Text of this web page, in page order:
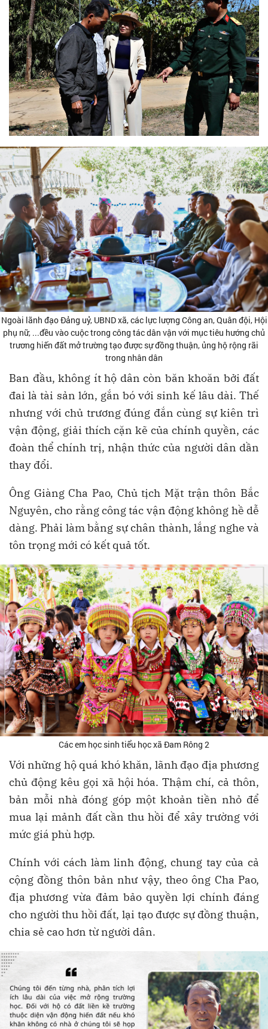
Ngoài lãnh đạo Đảng uỷ, UBND xã, các lực lượng Công an, Quân đội, Hội
phụ nữ, ...đều vào cuộc trong công tác dân vận với mục tiêu hướng chủ
trương hiến đất mở trường tạo được sự đồng thuận, ủng hộ rộng rãi
trong nhân dân
Ban đầu, không ít hộ dân còn băn khoăn bởi đất
đai là tài sản lớn, gắn bó với sinh kế lâu dài. Thế
nhưng với chủ trương đúng đắn cùng sự kiên trì
vận động, giải thích cặn kẽ của chính quyền, các
đoàn thể chính trị, nhận thức của người dân dần
thay đổi.
Ông Giàng Cha Pao, Chủ tịch Mặt trận thôn Bắc
Nguyên, cho rằng công tác vận động không hề dễ
dàng. Phải làm bằng sự chân thành, lắng nghe và
tôn trọng mới có kết quả tốt.
Các em học sinh tiểu học xã Đam Rông 2
Với những hộ quá khó khăn, lãnh đạo địa phương
chủ động kêu gọi xã hội hóa. Thậm chí, cả thôn,
bản mỗi nhà đóng góp một khoản tiền nhỏ để
mua lại mảnh đất cần thu hồi để xây trường với
mức giá phù hợp.
Chính với cách làm linh động, chung tay của cả
cộng đồng thôn bản như vậy, theo ông Cha Pao,
địa phương vừa đảm bảo quyền lợi chính đáng
cho người thu hồi đất, lại tạo được sự đồng thuận,
chia sẻ cao hơn từ người dân.